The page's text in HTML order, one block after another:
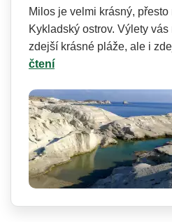
Milos je velmi krásný,
Kykladský ostrov. Výlety
zdejší krásné pláže, ale i
čtení